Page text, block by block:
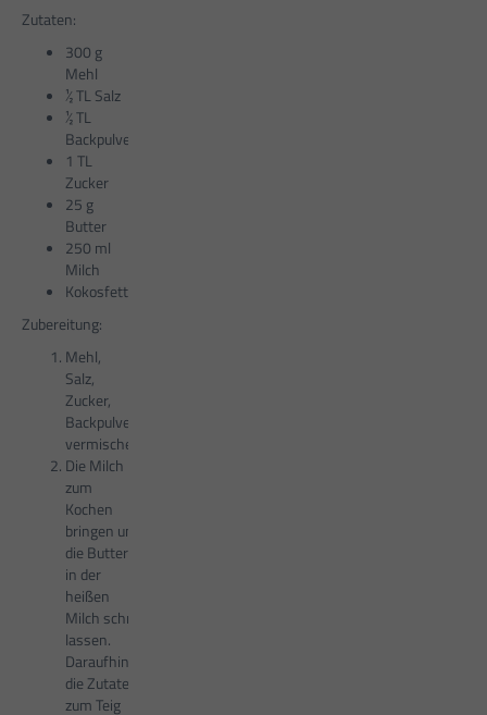
Zutaten:
300 g
Mehl
½ TL Salz
½ TL
Backpulver
1 TL
Zucker
25 g
Butter
250 ml
Milch
Kokosfett
Zubereitung:
Mehl,
Salz,
Zucker,
Backpulver miteinander
vermischen.
Die Milch
zum
Kochen
bringen und
die Butter
in der
heißen
Milch schmelzen
lassen.
Daraufhin
die Zutaten
zum Teig